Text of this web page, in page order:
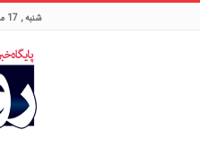
شنبه , 17 مرداد 1405